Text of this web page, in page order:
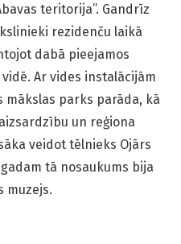
teritorija”. Gandrīz
rezidenču laikā
dabā pieejamos
Ar vides instalācijām
mākslas parks parāda, kā
un reģiona
veidot tēlnieks Ojārs
tā nosaukums bija
muzejs.